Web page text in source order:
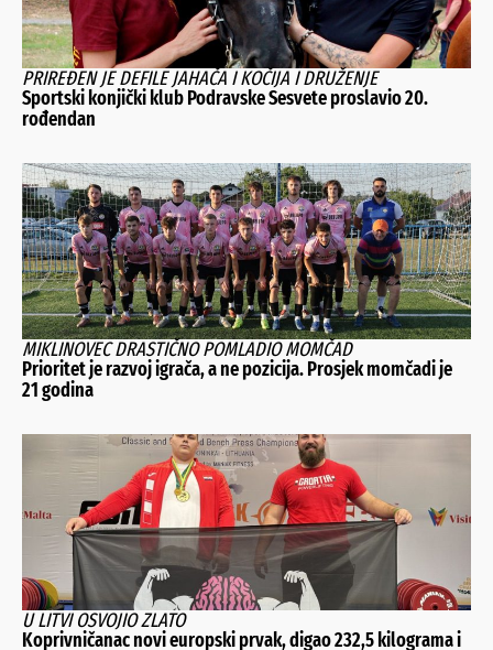
PRIREĐEN JE DEFILE JAHAČA I KOČIJA I DRUŽENJE
Sportski konjički klub Podravske Sesvete proslavio 20.
rođendan
MIKLINOVEC DRASTIČNO POMLADIO MOMČAD
Prioritet je razvoj igrača, a ne pozicija. Prosjek momčadi je
21 godina
U LITVI OSVOJIO ZLATO
Koprivničanac novi europski prvak, digao 232,5 kilograma i